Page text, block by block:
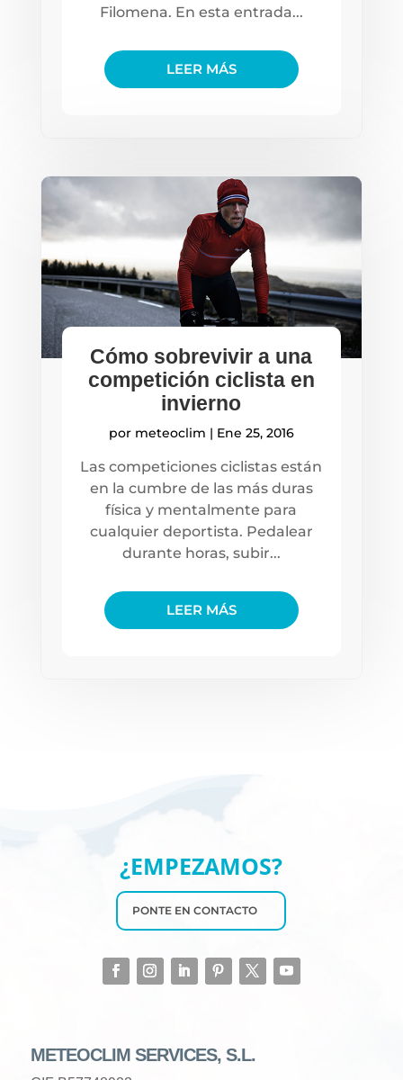
Filomena. En esta entrada...
LEER MÁS
Cómo sobrevivir a una
competición ciclista en
invierno
por meteoclim | Ene 25, 2016
Las competiciones ciclistas están
en la cumbre de las más duras
física y mentalmente para
cualquier deportista. Pedalear
durante horas, subir...
LEER MÁS
¿EMPEZAMOS?
PONTE EN CONTACTO
METEOCLIM SERVICES, S.L.